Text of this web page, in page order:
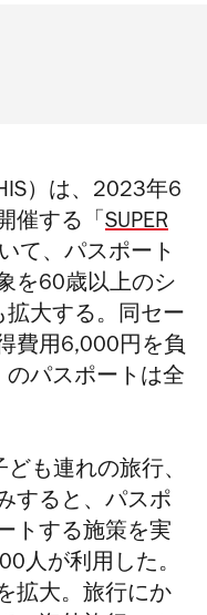
）は、2023年6
催する「 SUPER
て、パスポート
を60歳以上のシ
大する。同セー
費用6,000円を負
パスポートは全
も連れの旅行、
すると、パスポ
トする施策を実
人が利用した。
拡大。旅行にか